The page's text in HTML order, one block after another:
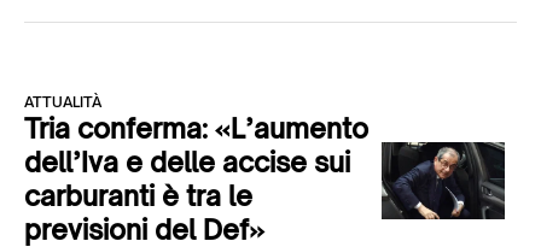
ATTUALITÀ
Tria conferma: «L’aumento
dell’Iva e delle accise sui
carburanti è tra le
previsioni del Def»